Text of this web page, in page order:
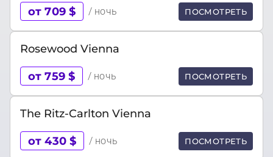
от 709 $ / ночь ПОСМОТРЕТЬ
Rosewood Vienna
от 759 $ / ночь ПОСМОТРЕТЬ
The Ritz-Carlton Vienna
от 430 $ / ночь ПОСМОТРЕТЬ